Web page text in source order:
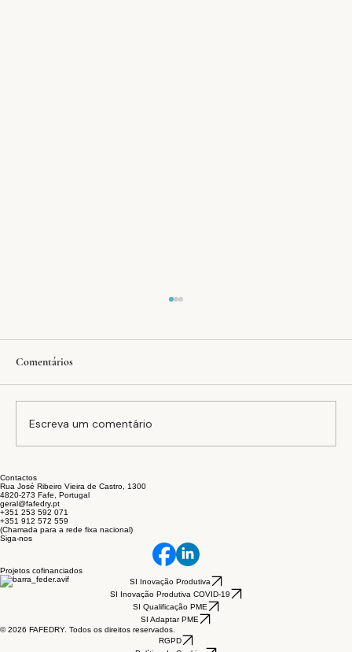
A equação FAFEDRY: inovação, estabilidade e
sustentabilidade no setor têxtil
Comentários
Escreva um comentário
Contactos
Rua José Ribeiro Vieira de Castro, 1300
4820-273 Fafe, Portugal
geral@fafedry.pt
+351 253 592 071
+351 912 572 559
(Chamada para a rede fixa nacional)
Siga-nos
Projetos cofinanciados
SI Inovação Produtiva
SI Inovação Produtiva COVID-19
SI Qualificação PME
SI Adaptar PME
© 2026 FAFEDRY. Todos os direitos reservados.
RGPD